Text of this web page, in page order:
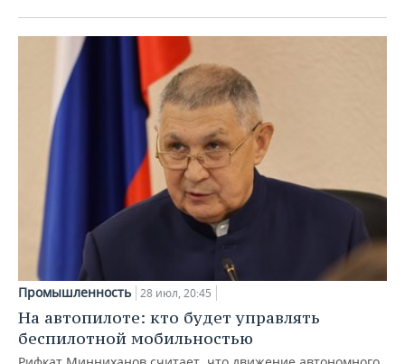
Промышленность 28 июл, 20:45
На автопилоте: кто будет управлять
беспилотной мобильностью